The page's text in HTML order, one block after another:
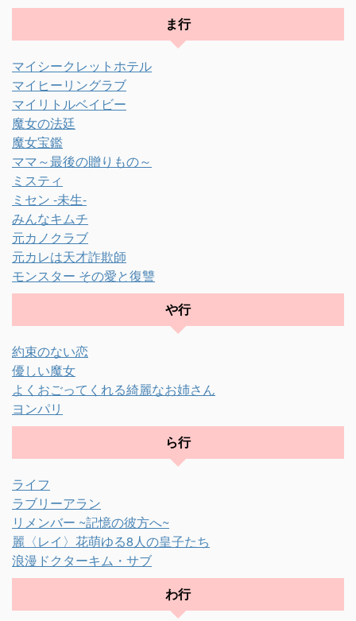
ま行
マイシークレットホテル
マイヒーリングラブ
マイリトルベイビー
魔女の法廷
魔女宝鑑
ママ～最後の贈りもの～
ミスティ
ミセン -未生-
みんなキムチ
元カノクラブ
元カレは天才詐欺師
モンスター その愛と復讐
や行
約束のない恋
優しい魔女
よくおごってくれる綺麗なお姉さん
ヨンパリ
ら行
ライフ
ラブリーアラン
リメンバー ~記憶の彼方へ~
麗〈レイ〉花萌ゆる8人の皇子たち
浪漫ドクターキム・サブ
わ行